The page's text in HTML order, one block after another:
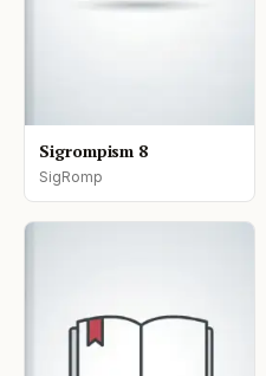
Sigrompism 8
SigRomp